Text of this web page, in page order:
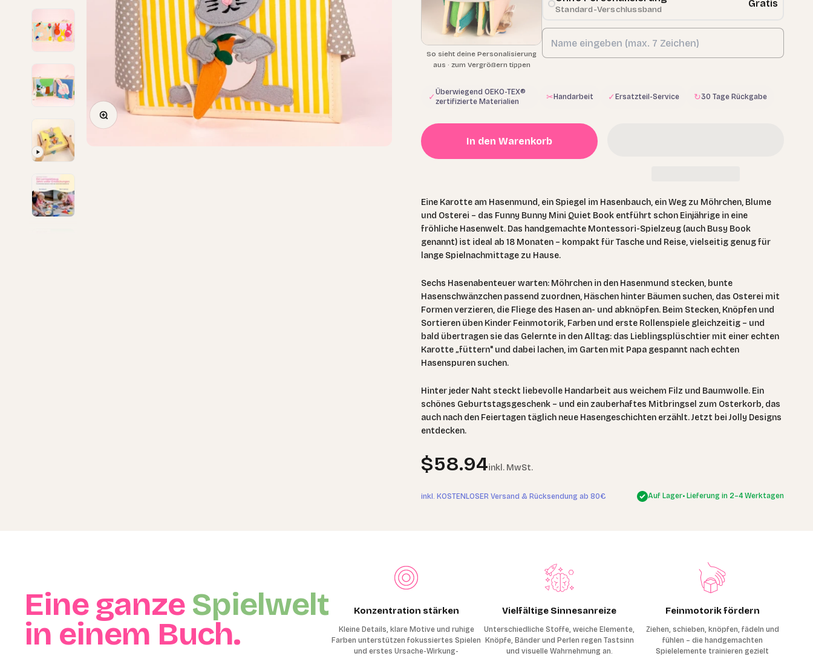
Bild vergrößern
So sieht deine Personalisierung
aus · zum Vergrößern tippen
Standard-Verschlussband
Gratis
✓ Überwiegend OEKO-TEX®
zertifizierte Materialien
✂ Handarbeit ✓ Ersatzteil-Service ↻30 Tage Rückgabe
In den Warenkorb
Eine Karotte am Hasenmund, ein Spiegel im Hasenbauch, ein Weg zu Möhrchen, Blume
und Osterei – das Funny Bunny Mini Quiet Book entführt schon Einjährige in eine
fröhliche Hasenwelt. Das handgemachte Montessori-Spielzeug (auch Busy Book
genannt) ist ideal ab 18 Monaten – kompakt für Tasche und Reise, vielseitig genug für
lange Spielnachmittage zu Hause.
Sechs Hasenabenteuer warten: Möhrchen in den Hasenmund stecken, bunte
Hasenschwänzchen passend zuordnen, Häschen hinter Bäumen suchen, das Osterei mit
Formen verzieren, die Fliege des Hasen an- und abknöpfen. Beim Stecken, Knöpfen und
Sortieren üben Kinder Feinmotorik, Farben und erste Rollenspiele gleichzeitig – und
bald übertragen sie das Gelernte in den Alltag: das Lieblingsplüschtier mit einer echten
Karotte „füttern" und dabei lachen, im Garten mit Papa gespannt nach echten
Hasenspuren suchen.
Hinter jeder Naht steckt liebevolle Handarbeit aus weichem Filz und Baumwolle. Ein
schönes Geburtstagsgeschenk – und ein zauberhaftes Mitbringsel zum Osterkorb, das
auch nach den Feiertagen täglich neue Hasengeschichten erzählt. Jetzt bei Jolly Designs
entdecken.
Angebot
$58.94inkl. MwSt.
inkl. KOSTENLOSER Versand & Rücksendung ab 80€ Auf Lager• Lieferung in 2–4 Werktagen
Eine ganze Spielwelt
in einem Buch.
Konzentration stärken
Kleine Details, klare Motive und ruhige
Farben unterstützen fokussiertes Spielen
und erstes Ursache-Wirkung-
Vielfältige Sinnesanreize
Unterschiedliche Stoffe, weiche Elemente,
Knöpfe, Bänder und Perlen regen Tastsinn
und visuelle Wahrnehmung an.
Feinmotorik fördern
Ziehen, schieben, knöpfen, fädeln und
fühlen – die handgemachten
Spielelemente trainieren gezielt